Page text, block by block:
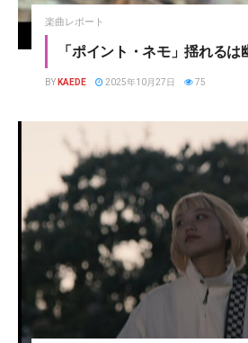
楽曲レポート
「ポイント・ネモ」揺れるは
BY KAEDE 2025年10月27日 75